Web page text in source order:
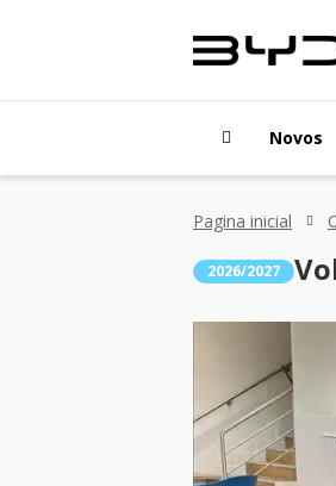
Novos
Pagina inicial
2026/2027